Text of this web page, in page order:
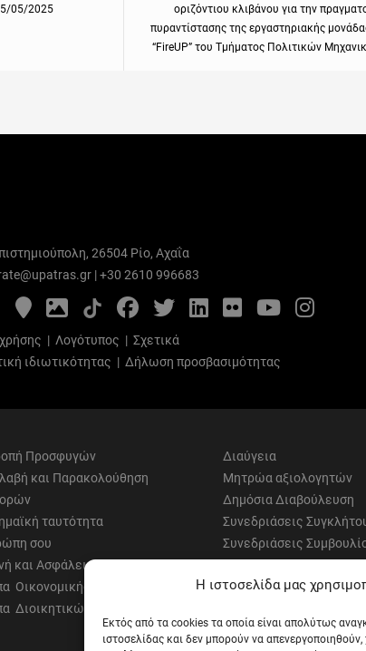
Η ιστοσελίδα μας
Εκτός από τα cookies τα οποία είναι απολύτως
ιστοσελίδας και δεν μπορούν να
05/2025
οριζόντιου κλιβάνου για την
πυραντίστασης της εργαστηριακής
“FireUP” του Τμήματος Πολιτικών
26504 Ρίο, Αχαΐα
|+30 2610 996683
Google
Maps
Photo
Gallery
FacebookTwitterLinkedIn
FlickrYouTube
| Λογότυπος | Σχετικά
ιδιωτικότητας | Δήλωση προσβασιμότητας
Προσφυγών
και Παρακολούθηση
ταυτότητα
σου
και Ασφάλεια
Οικονομικής Υπηρεσίας
Διοικητικών Υπηρεσιών
Διαύγεια
Μητρώα αξιολογητών
Δημόσια Διαβούλευση
Συνεδριάσεις
Συνεδριάσεις